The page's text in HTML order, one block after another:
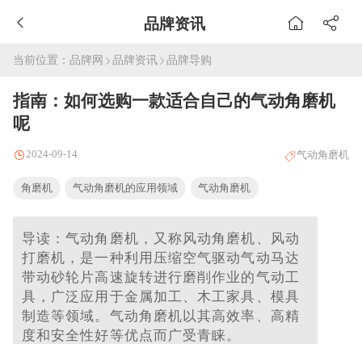
品牌资讯
当前位置： 品牌网 品牌资讯 品牌导购
指南：如何选购一款适合自己的气动角磨机
呢
2024-09-14 气动角磨机
角磨机 气动角磨机的应用领域 气动角磨机
导读：气动角磨机，又称风动角磨机、风动
打磨机，是一种利用压缩空气驱动气动马达
带动砂轮片高速旋转进行磨削作业的气动工
具，广泛应用于金属加工、木工家具、模具
制造等领域。气动角磨机以其高效率、高精
度和安全性好等优点而广受青睐。